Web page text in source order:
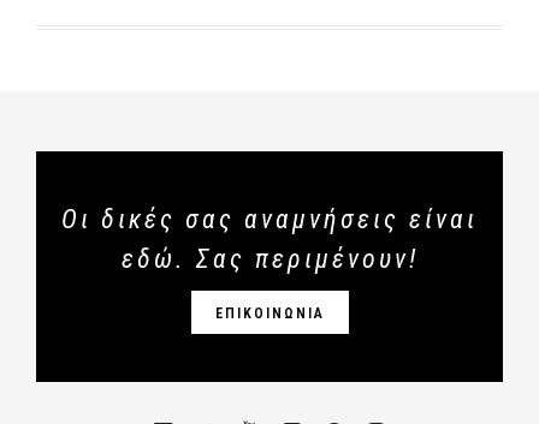
Οι δικές σας αναμνήσεις είναι
εδώ. Σας περιμένουν!
ΕΠΙΚΟΙΝΩΝΙΑ